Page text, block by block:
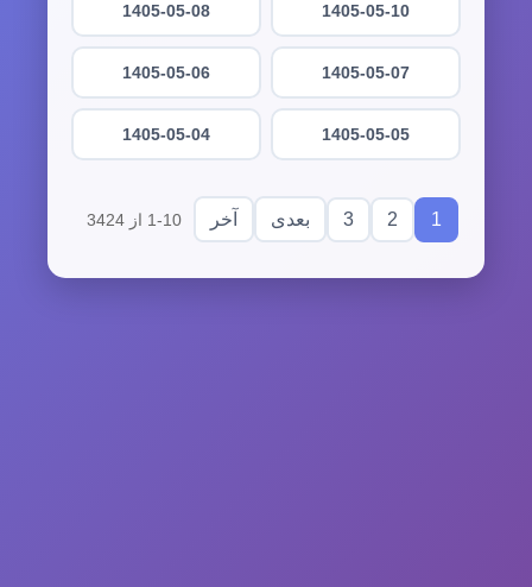
1405-05-10
1405-05-08
1405-05-07
1405-05-06
1405-05-05
1405-05-04
1
2
3 بعدی آخر 1-10 از 3424